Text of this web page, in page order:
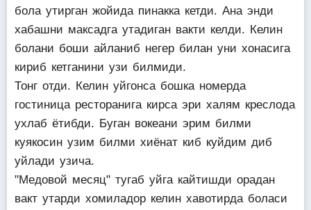
бола утирган жойида пинакка кетди. Ана энди
хабашни максадга утадиган вакти келди. Келин
болани боши айланиб негер билан уни хонасига
кириб кетганини узи билмиди.
Тонг отди. Келин уйгонса бошка номерда
гостиница ресторанига кирса эри халям креслода
ухлаб ётибди. Буган вокеани эрим билми
куякосин узим билми хиёнат киб куйдим диб
уйлади узича.
"Медовой месяц" тугаб уйга кайтишди орадан
вакт утарди хомиладор келин хавотирда боласи